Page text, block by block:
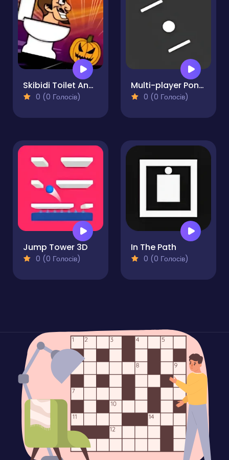
Skibidi Toilet And The Pumpkin
0 (0 Голосів)
Multi-player Pong - 2 players
0 (0 Голосів)
Jump Tower 3D
0 (0 Голосів)
In The Path
0 (0 Голосів)